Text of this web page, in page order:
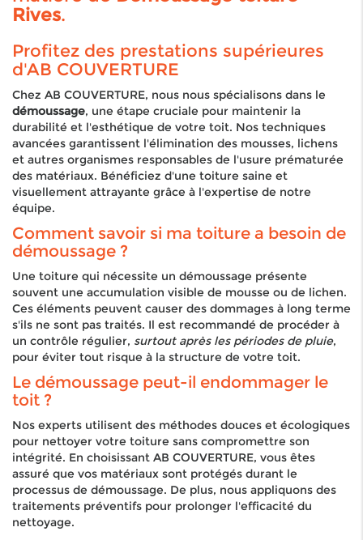
Rives.
Profitez des prestations supérieures
d'AB COUVERTURE
Chez AB COUVERTURE, nous nous spécialisons dans le
démoussage, une étape cruciale pour maintenir la
durabilité et l'esthétique de votre toit. Nos techniques
avancées garantissent l'élimination des mousses, lichens
et autres organismes responsables de l'usure prématurée
des matériaux. Bénéficiez d'une toiture saine et
visuellement attrayante grâce à l'expertise de notre
équipe.
Comment savoir si ma toiture a besoin de
démoussage ?
Une toiture qui nécessite un démoussage présente
souvent une accumulation visible de mousse ou de lichen.
Ces éléments peuvent causer des dommages à long terme
s'ils ne sont pas traités. Il est recommandé de procéder à
un contrôle régulier, surtout après les périodes de pluie,
pour éviter tout risque à la structure de votre toit.
Le démoussage peut-il endommager le
toit ?
Nos experts utilisent des méthodes douces et écologiques
pour nettoyer votre toiture sans compromettre son
intégrité. En choisissant AB COUVERTURE, vous êtes
assuré que vos matériaux sont protégés durant le
processus de démoussage. De plus, nous appliquons des
traitements préventifs pour prolonger l'efficacité du
nettoyage.